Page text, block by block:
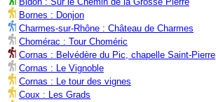
Bornes : Donjon
Charmes-sur-Rhône : Château de Charmes
Chomérac : Tour Choméric
Cornas : Belvédère du Pic, chapelle Saint-Pierre
Cornas : Le Vignoble
Cornas : Le tour des vignes
Coux : Les Grads